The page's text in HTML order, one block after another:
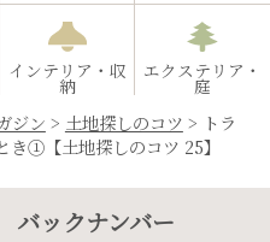
インテリア・収
納
エクステリア・
庭
ジン > 土地探しのコツ > トラ
①【土地探しのコツ 25】
バックナンバー